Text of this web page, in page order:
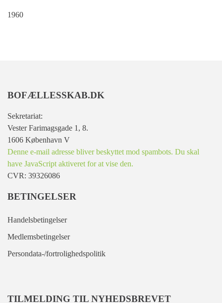
1960
BOFÆLLESSKAB.DK
Sekretariat:
Vester Farimagsgade 1, 8.
1606 København V
Denne e-mail adresse bliver beskyttet mod spambots. Du skal
have JavaScript aktiveret for at vise den.
CVR: 39326086
BETINGELSER
Handelsbetingelser
Medlemsbetingelser
Persondata-/fortrolighedspolitik
TILMELDING TIL NYHEDSBREVET